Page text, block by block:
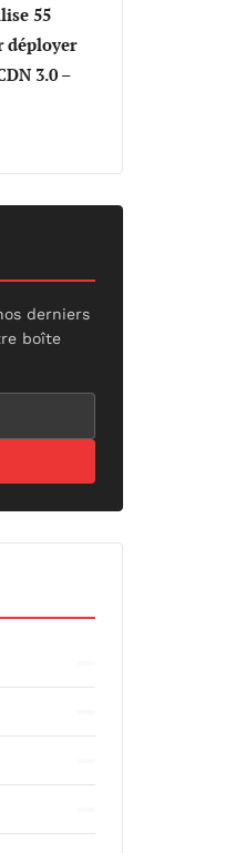
55
déployer
3.0 –
derniers
boîte